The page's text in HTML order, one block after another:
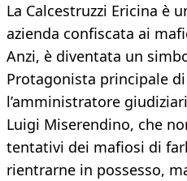
La Calcestruzzi Ericina è
azienda confiscata ai
Anzi, è diventata un
Protagonista principale
l’amministratore
Luigi Miserendino, che
tentativi dei mafiosi di
rientrarne in possesso,